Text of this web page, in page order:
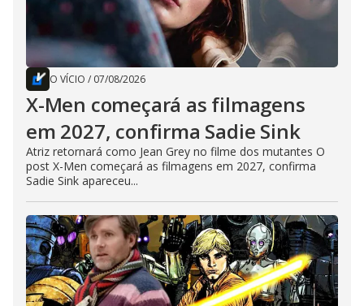
O VÍCIO / 07/08/2026
X-Men começará as filmagens
em 2027, confirma Sadie Sink
Atriz retornará como Jean Grey no filme dos mutantes O
post X-Men começará as filmagens em 2027, confirma
Sadie Sink apareceu...